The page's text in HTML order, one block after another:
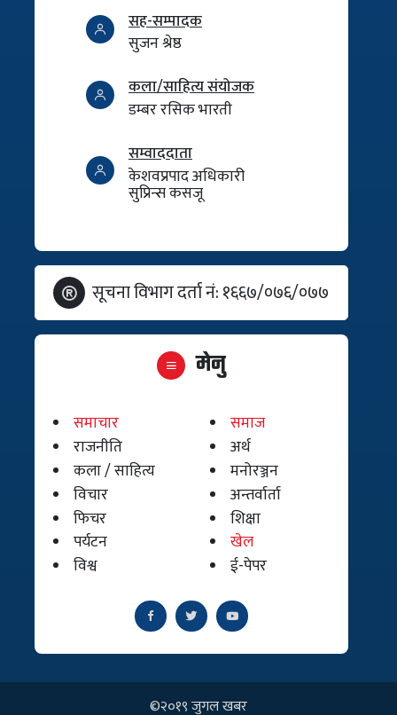
सह-सम्पादक
सुजन श्रेष्ठ
कला/साहित्य संयोजक
डम्बर रसिक भारती
सम्वाददाता
केशवप्रपाद अधिकारी
सुप्रिन्स कसजू
सूचना विभाग दर्ता नं: १६६७/०७६/०७७
मेनु
समाचार
समाज
राजनीति
अर्थ
कला / साहित्य
मनोरञ्जन
विचार
अन्तर्वार्ता
फिचर
शिक्षा
पर्यटन
खेल
विश्व
ई-पेपर
©२०१९ जुगल खबर